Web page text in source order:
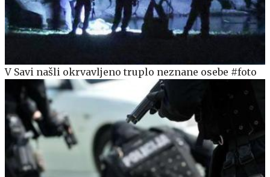
V Savi našli okrvavljeno truplo neznane osebe #foto